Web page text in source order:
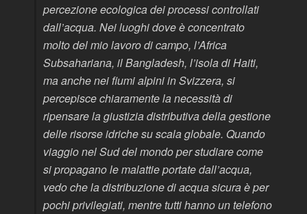
percezione ecologica dei processi controllati
dall’acqua. Nei luoghi dove è concentrato
molto del mio lavoro di campo, l’Africa
Subsahariana, il Bangladesh, l’isola di Haiti,
ma anche nei fiumi alpini in Svizzera, si
percepisce chiaramente la necessità di
ripensare la giustizia distributiva della gestione
delle risorse idriche su scala globale. Quando
viaggio nel Sud del mondo per studiare come
si propagano le malattie portate dall’acqua,
vedo che la distribuzione di acqua sicura è per
pochi privilegiati, mentre tutti hanno un telefono